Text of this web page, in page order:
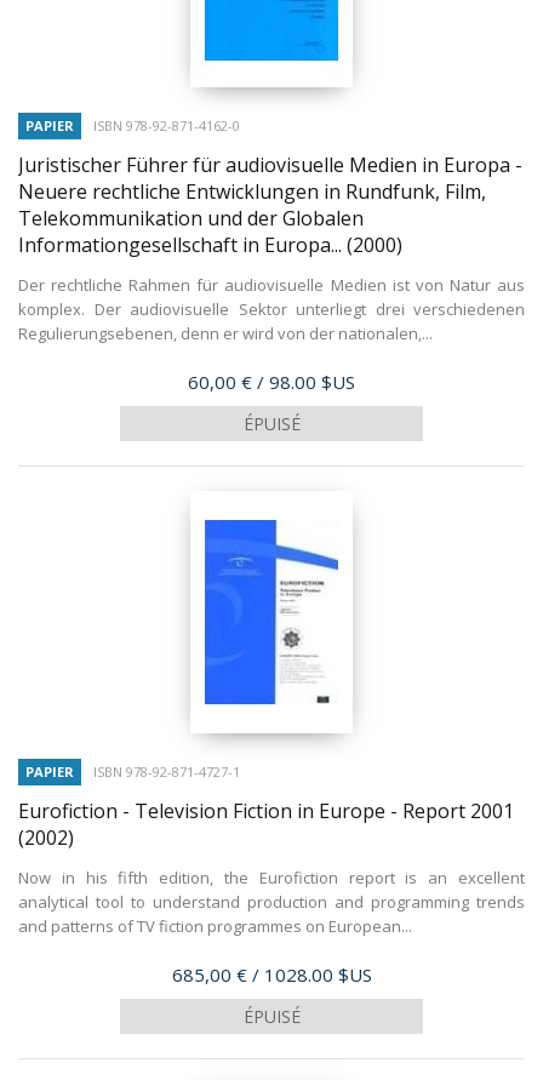
PAPIER ISBN 978-92-871-4162-0
Juristischer Führer für audiovisuelle Medien in Europa -
Neuere rechtliche Entwicklungen in Rundfunk, Film,
Telekommunikation und der Globalen
Informationgesellschaft in Europa... (2000)
Der rechtliche Rahmen für audiovisuelle Medien ist von Natur aus
komplex. Der audiovisuelle Sektor unterliegt drei verschiedenen
Regulierungsebenen, denn er wird von der nationalen,...
Prix
60,00 € / 98.00 $US
ÉPUISÉ
PAPIER ISBN 978-92-871-4727-1
Eurofiction - Television Fiction in Europe - Report 2001
(2002)
Now in his fifth edition, the Eurofiction report is an excellent
analytical tool to understand production and programming trends
and patterns of TV fiction programmes on European...
Prix
685,00 € / 1028.00 $US
ÉPUISÉ